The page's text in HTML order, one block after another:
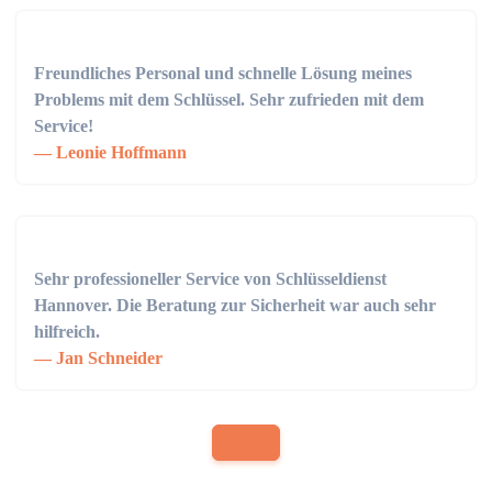
Freundliches Personal und schnelle Lösung meines
Problems mit dem Schlüssel. Sehr zufrieden mit dem
Service!
Leonie Hoffmann
Sehr professioneller Service von Schlüsseldienst
Hannover. Die Beratung zur Sicherheit war auch sehr
hilfreich.
Jan Schneider